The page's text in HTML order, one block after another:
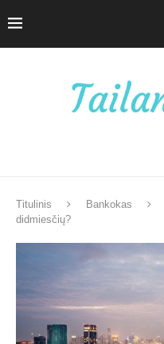
Titulinis Bankokas
didmiesčių?